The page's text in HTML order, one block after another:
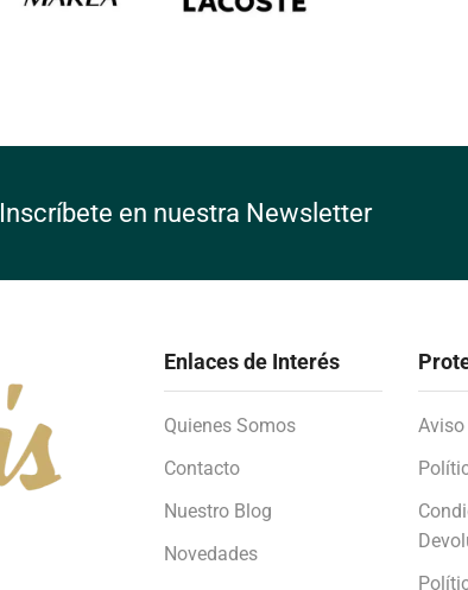
Inscríbete en nuestra Newsletter
Enlaces de Interés
Quienes Somos
Contacto
Nuestro Blog
Novedades
Aviso